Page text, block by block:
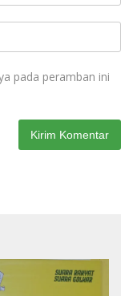
pada peramban ini